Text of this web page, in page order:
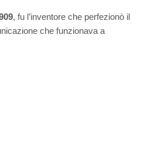
, fu l’inventore che perfezionò il
che funzionava a